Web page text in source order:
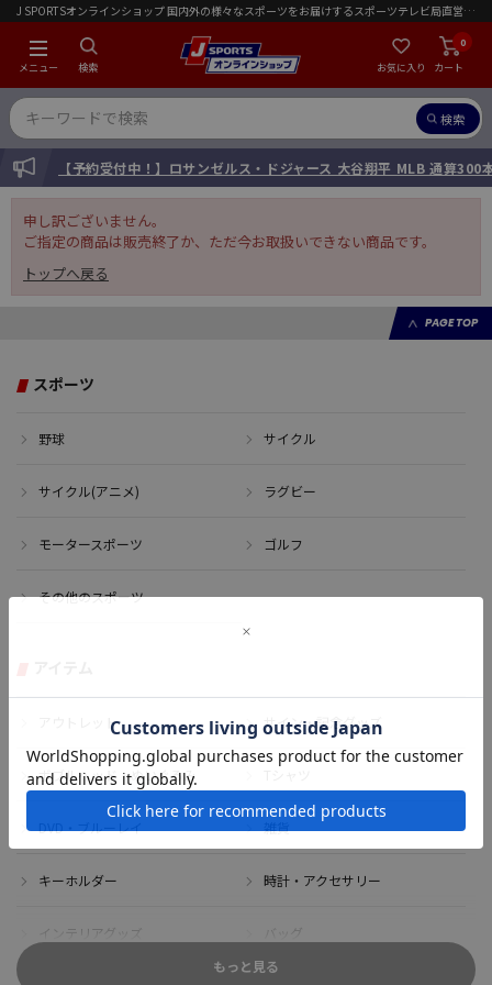
J SPORTSオンラインショップ 国内外の様々なスポーツをお届けするスポーツテレビ局直営店｜会員限定初回ご注文送料無料キャンペーン実施中！
メニュー 検索 お気に入り カート
0
検索
INFORMATION【予約受付中！】ロサンゼルス・ドジャース 大谷翔平 MLB 通算300
申し訳ございません。
ご指定の商品は販売終了か、ただ今お取扱いできない商品です。
トップへ戻る
PAGE TOP
スポーツ
野球 サイクル
サイクル(アニメ) ラグビー
モータースポーツ ゴルフ
その他のスポーツ
アウトレット サイン・記念グッズ
ボブルヘッド・ぬいぐるみ
DVD・ブルーレイ 雑貨
キーホルダー 時計・アクセサリー
インテリアグッズ バッグ
もっと見る